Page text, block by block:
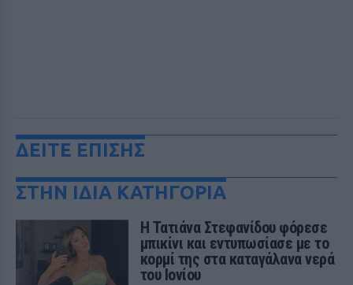
ΔΕΙΤΕ ΕΠΙΣΗΣ
ΣΤΗΝ ΙΔΙΑ ΚΑΤΗΓΟΡΙΑ
Η Τατιάνα Στεφανίδου φόρεσε
μπικίνι και εντυπωσίασε με το
κορμί της στα καταγάλανα νερά
του Ιονίου